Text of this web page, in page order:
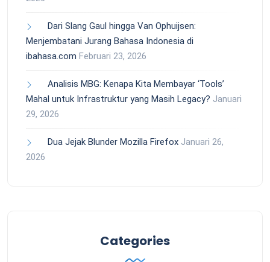
Dari Slang Gaul hingga Van Ophuijsen:
Menjembatani Jurang Bahasa Indonesia di
ibahasa.com Februari 23, 2026
Analisis MBG: Kenapa Kita Membayar ‘Tools’
Mahal untuk Infrastruktur yang Masih Legacy? Januari
29, 2026
Dua Jejak Blunder Mozilla Firefox Januari 26,
2026
Categories